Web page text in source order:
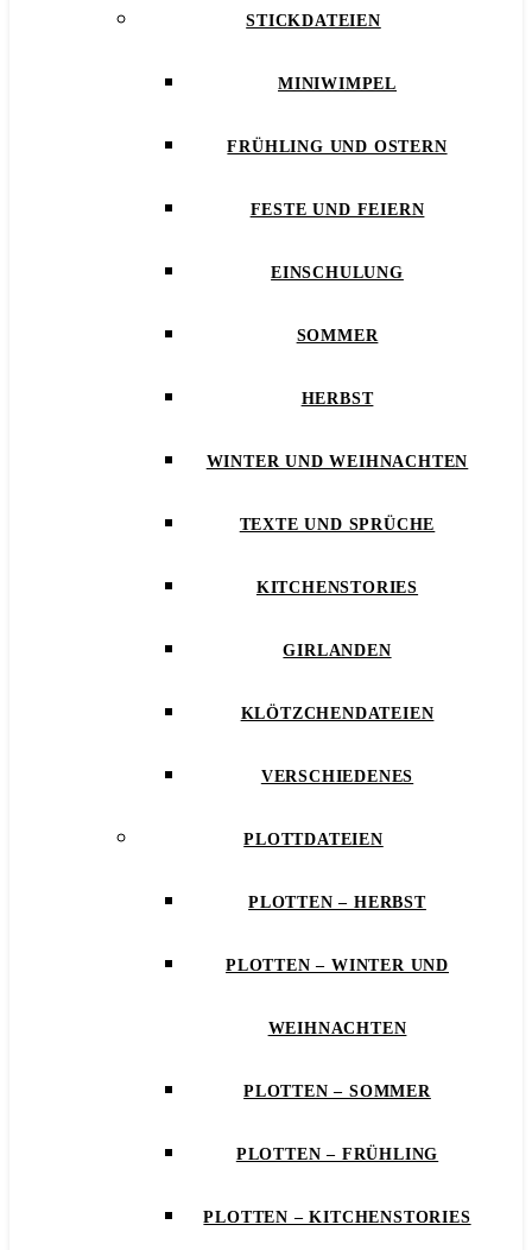
STICKDATEIEN
MINIWIMPEL
FRÜHLING UND OSTERN
FESTE UND FEIERN
EINSCHULUNG
SOMMER
HERBST
WINTER UND WEIHNACHTEN
TEXTE UND SPRÜCHE
KITCHENSTORIES
GIRLANDEN
KLÖTZCHENDATEIEN
VERSCHIEDENES
PLOTTDATEIEN
PLOTTEN – HERBST
PLOTTEN – WINTER UND
WEIHNACHTEN
PLOTTEN – SOMMER
PLOTTEN – FRÜHLING
PLOTTEN – KITCHENSTORIES